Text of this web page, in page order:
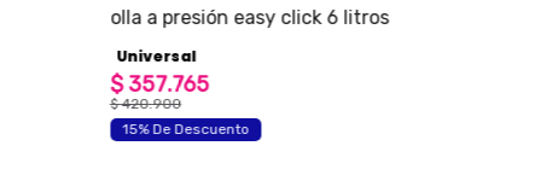
olla a presión easy click 6 litros
Universal
$357.765
$ 420.900
15% De Descuento